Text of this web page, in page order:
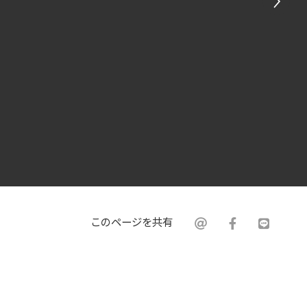
このページを共有